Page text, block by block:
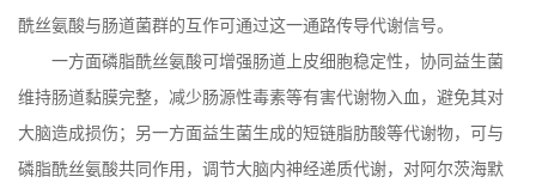
酰丝氨酸与肠道菌群的互作可通过这一通路传导代谢信号。
一方面磷脂酰丝氨酸可增强肠道上皮细胞稳定性，协同益生菌
维持肠道黏膜完整，减少肠源性毒素等有害代谢物入血，避免其对
大脑造成损伤；另一方面益生菌生成的短链脂肪酸等代谢物，可与
磷脂酰丝氨酸共同作用，调节大脑内神经递质代谢，对阿尔茨海默